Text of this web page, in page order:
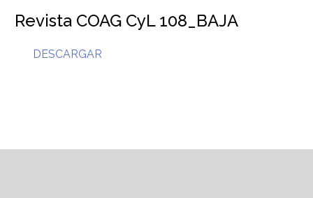
Revista COAG CyL 108_BAJA
DESCARGAR